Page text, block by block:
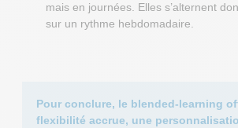
mais en journées. Elles s’alternent
sur un rythme hebdomadaire.
Pour conclure, le blended-learning
flexibilité accrue, une